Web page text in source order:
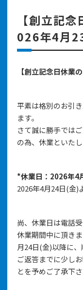
【創立記
026年4月
【創立記念日休業
平素は格別のお引
ます。
さて誠に勝手では
の為、休業といたし
*休業日：2026年4
2026年4月24日(金)
尚、休業日は電話
休業期間中に頂き
月24日(金)以降に、
ご返答までに少し
とを予めご了承下さ